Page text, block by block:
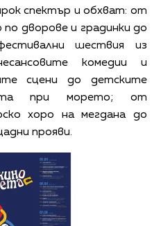
спектър и обхват: от
дворове и градинки до
шествия из
комедии и
сцени до детските
при морето; от
хоро на мегдана до
прояви.